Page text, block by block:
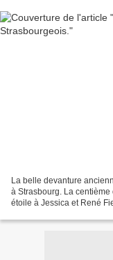
La belle devanture
à Strasbourg. La
étoile à Jessica et René